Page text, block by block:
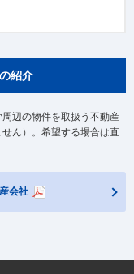
紹介
辺の物件を取扱う不動産
ん）。希望する場合は直
会社